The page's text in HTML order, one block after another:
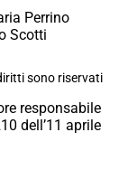
Perrino
Scotti
sono riservati
responsabile
dell’11 aprile